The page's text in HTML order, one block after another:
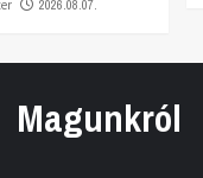
2026.08.07.
Magunkról